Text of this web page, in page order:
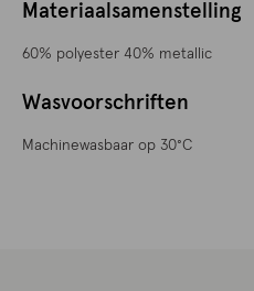
Materiaalsamenstelling
60% polyester 40% metallic
Wasvoorschriften
Machinewasbaar op 30°C